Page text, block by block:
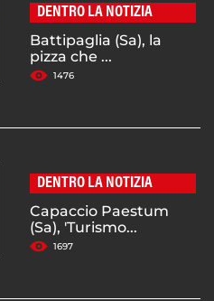
DENTRO LA NOTIZIA
Battipaglia (Sa), la
pizza che ...
1476
DENTRO LA NOTIZIA
Capaccio Paestum
(Sa), 'Turismo...
1697